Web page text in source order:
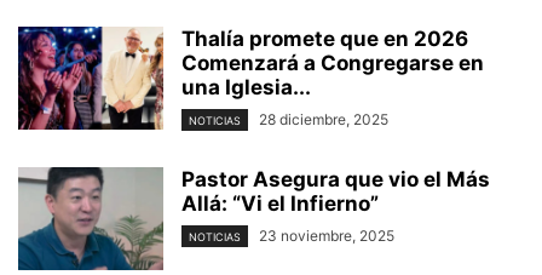
Thalía promete que en 2026
Comenzará a Congregarse en
una Iglesia...
NOTICIAS 28 diciembre, 2025
Pastor Asegura que vio el Más
Allá: “Vi el Infierno”
NOTICIAS 23 noviembre, 2025